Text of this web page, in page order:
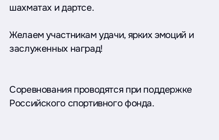
шахматах и дартсе.
Желаем участникам удачи, ярких эмоций и
заслуженных наград!
Соревнования проводятся при поддержке
Российского спортивного фонда.